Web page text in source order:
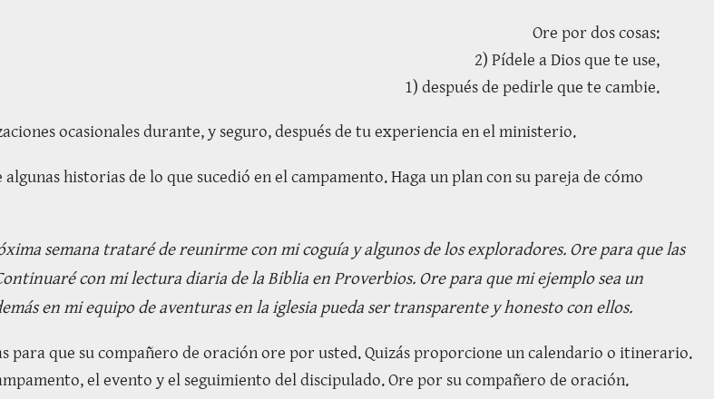
Ore por dos cosas:
2) Pídele a Dios que te use,
1) después de pedirle que te cambie.
ocasionales durante, y seguro, después de tu experiencia en el ministerio.
historias de lo que sucedió en el campamento. Haga un plan con su pareja de cómo
semana trataré de reunirme con mi coguía y algunos de los exploradores. Ore para que las
con mi lectura diaria de la Biblia en Proverbios. Ore para que mi ejemplo sea un
en mi equipo de aventuras en la iglesia pueda ser transparente y honesto con ellos.
para que su compañero de oración ore por usted. Quizás proporcione un calendario o itinerario.
el evento y el seguimiento del discipulado. Ore por su compañero de oración.